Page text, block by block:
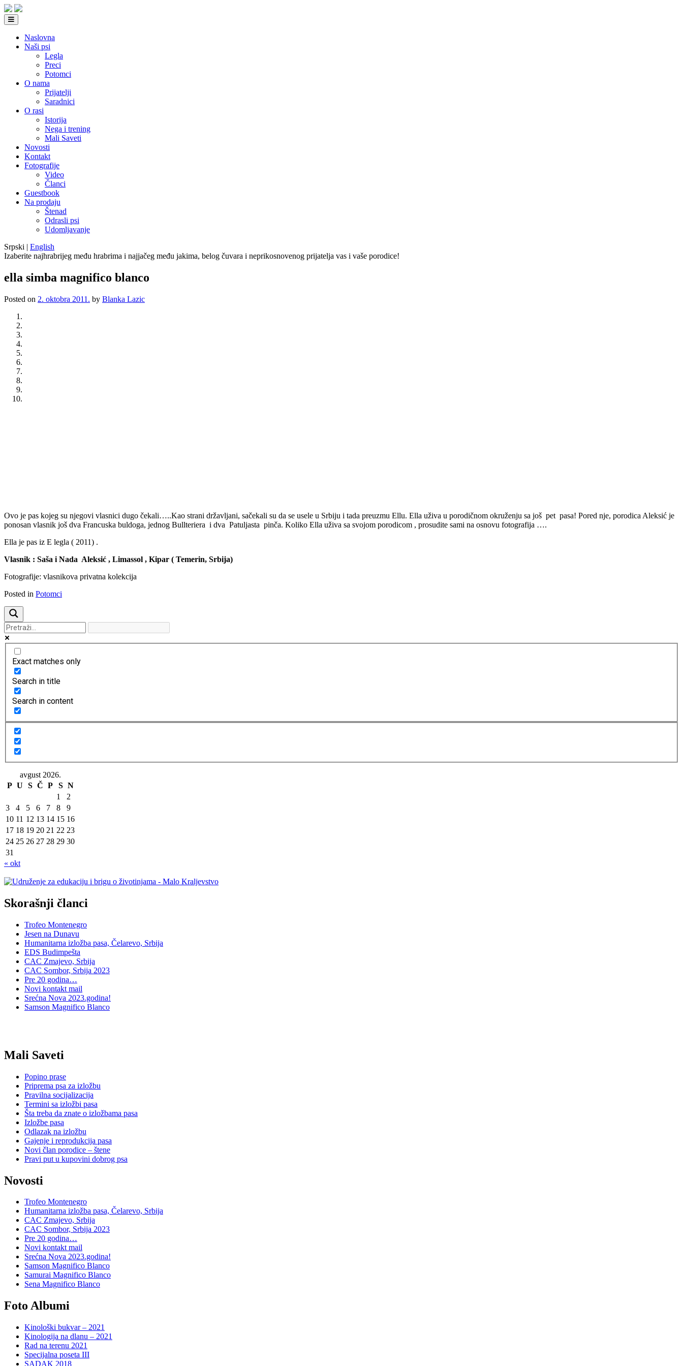
Naslovna
Naši psi
Legla
Preci
Potomci
O nama
Prijatelji
Saradnici
O rasi
Istorija
Nega i trening
Mali Saveti
Novosti
Kontakt
Fotografije
Video
Članci
Guestbook
Na prodaju
Štenad
Odrasli psi
Udomljavanje
Srpski | English
Izaberite najhrabrijeg među hrabrima i najjačeg među jakima, belog čuvara i neprikosnovenog prijatelja vas i vaše porodice!
ella simba magnifico blanco
Posted on 2. oktobra 2011. by Blanka Lazic
Ovo je pas kojeg su njegovi vlasnici dugo čekali…..Kao strani državljani, sačekali su da se usele u Srbiju i tada preuzmu Ellu. Ella uživa u porodičnom okruženju sa još pet pasa! Pored nje, porodica Aleksić je
ponosan vlasnik još dva Francuska buldoga, jednog Bullteriera i dva Patuljasta pinča. Koliko Ella uživa sa svojom porodicom , prosudite sami na osnovu fotografija ….
Ella je pas iz E legla ( 2011) .
Vlasnik : Saša i Nada Aleksić , Limassol , Kipar ( Temerin, Srbija)
Fotografije: vlasnikova privatna kolekcija
Posted in Potomci
Exact matches only
Search in title
Search in content
avgust 2026.
P U S Č P S N
1
2
3
4 5 6 7 8
9
10 11 12 13 14 15 16
17 18 19 20 21 22 23
24 25 26 27 28 29 30
31
« okt
Skorašnji članci
Trofeo Montenegro
Jesen na Dunavu
Humanitarna izložba pasa, Čelarevo, Srbija
EDS Budimpešta
CAC Zmajevo, Srbija
CAC Sombor, Srbija 2023
Pre 20 godina…
Novi kontakt mail
Srećna Nova 2023.godina!
Samson Magnifico Blanco
Mali Saveti
Popino prase
Priprema psa za izložbu
Pravilna socijalizacija
Termini sa izložbi pasa
Šta treba da znate o izložbama pasa
Izložbe pasa
Odlazak na izložbu
Gajenje i reprodukcija pasa
Novi član porodice – štene
Pravi put u kupovini dobrog psa
Novosti
Trofeo Montenegro
Humanitarna izložba pasa, Čelarevo, Srbija
CAC Zmajevo, Srbija
CAC Sombor, Srbija 2023
Pre 20 godina…
Novi kontakt mail
Srećna Nova 2023.godina!
Samson Magnifico Blanco
Samurai Magnifico Blanco
Sena Magnifico Blanco
Foto Albumi
Kinološki bukvar – 2021
Kinologija na dlanu – 2021
Rad na terenu 2021
Specijalna poseta III
SADAK 2018